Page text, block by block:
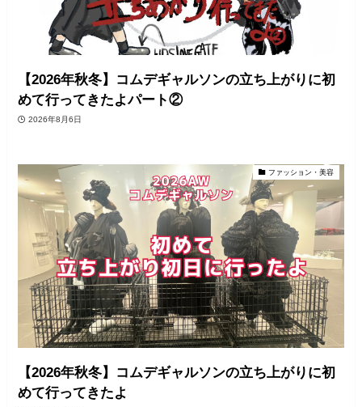
【2026年秋冬】コムデギャルソンの立ち上がりに初
めて行ってきたよパート②
2026年8月6日
ファッション・美容
【2026年秋冬】コムデギャルソンの立ち上がりに初
めて行ってきたよ